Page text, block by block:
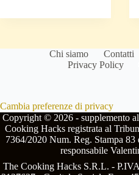
Chi siamo Contatti
Privacy Policy
Cambia preferenze di privacy
Copyright © 2026 - supplemento
Cooking Hacks registrata al
7364/2020 Num. Reg. Stampa
responsabile
The Cooking Hacks S.R.L. -